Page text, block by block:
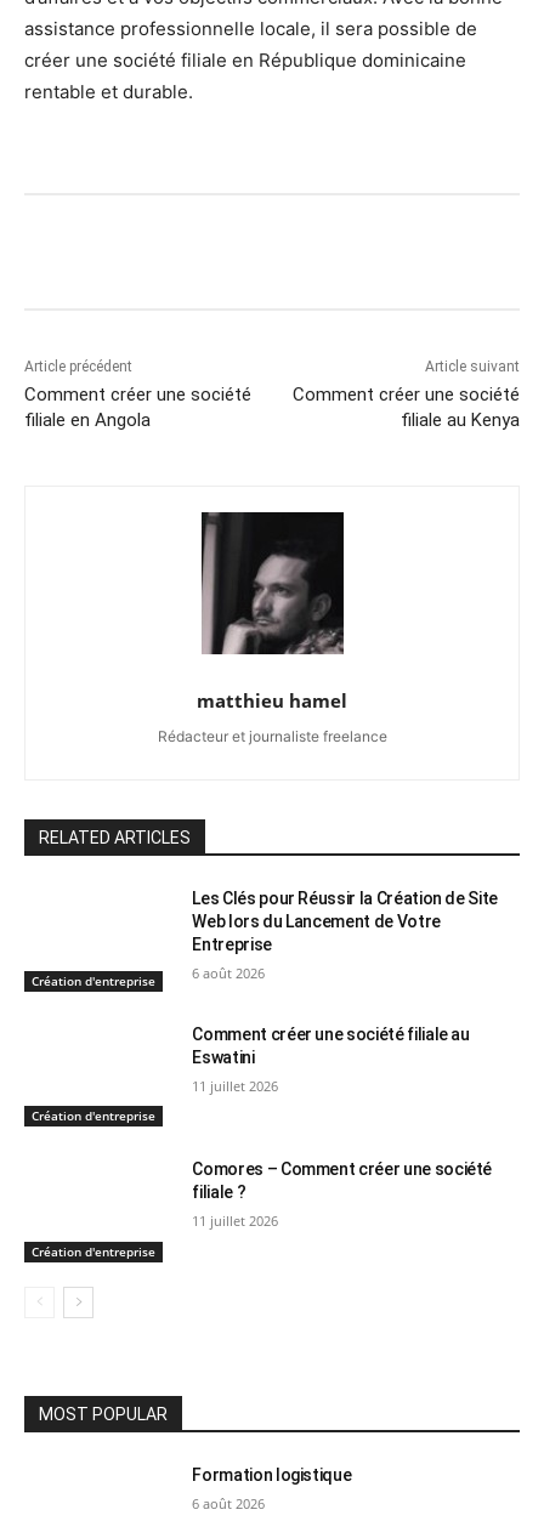
assistance professionnelle locale, il sera possible de
créer une société filiale en République dominicaine
rentable et durable.
Article précédent
Comment créer une société
filiale en Angola
Article suivant
Comment créer une société
filiale au Kenya
matthieu hamel
Rédacteur et journaliste freelance
RELATED ARTICLES
Création d'entreprise
Les Clés pour Réussir la Création de Site
Web lors du Lancement de Votre
Entreprise
6 août 2026
Création d'entreprise
Comment créer une société filiale au
Eswatini
11 juillet 2026
Création d'entreprise
Comores – Comment créer une société
filiale ?
11 juillet 2026
MOST POPULAR
Formation logistique
6 août 2026